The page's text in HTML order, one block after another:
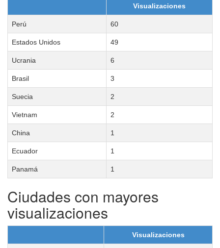
Visualizaciones
Perú 60
Estados Unidos 49
Ucrania 6
Brasil 3
Suecia 2
Vietnam 2
China 1
Ecuador 1
Panamá 1
Ciudades con mayores
visualizaciones
Visualizaciones